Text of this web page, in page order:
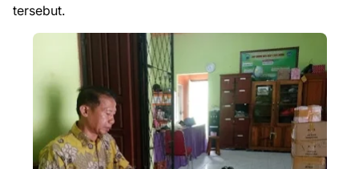
tersebut.